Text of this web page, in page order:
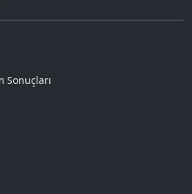
Sonuçları